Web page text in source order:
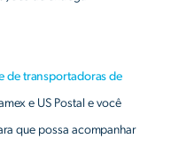
de transportadoras de
e US Postal e você
que possa acompanhar